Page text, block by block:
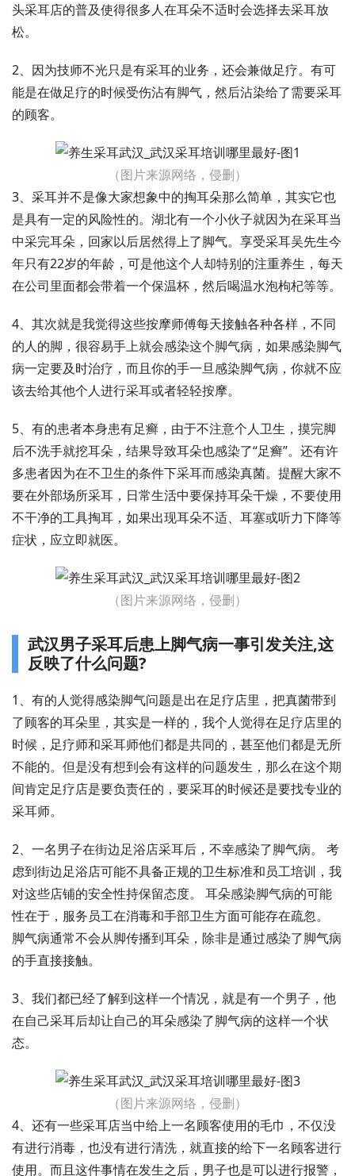
头采耳店的普及使得很多人在耳朵不适时会选择去采耳放
松。
2、因为技师不光只是有采耳的业务，还会兼做足疗。有可
能是在做足疗的时候受伤沾有脚气，然后沾染给了需要采耳
的顾客。
（图片来源网络，侵删）
3、采耳并不是像大家想象中的掏耳朵那么简单，其实它也
是具有一定的风险性的。湖北有一个小伙子就因为在采耳当
中采完耳朵，回家以后居然得上了脚气。享受采耳吴先生今
年只有22岁的年龄，可是他这个人却特别的注重养生，每天
在公司里面都会带着一个保温杯，然后喝温水泡枸杞等等。
4、其次就是我觉得这些按摩师傅每天接触各种各样，不同
的人的脚，很容易手上就会感染这个脚气病，如果感染脚气
病一定要及时治疗，而且你的手一旦感染脚气病，你就不应
该去给其他个人进行采耳或者轻轻按摩。
5、有的患者本身患有足癣，由于不注意个人卫生，摸完脚
后不洗手就挖耳朵，结果导致耳朵也感染了“足癣”。还有许
多患者因为在不卫生的条件下采耳而感染真菌。提醒大家不
要在外部场所采耳，日常生活中要保持耳朵干燥，不要使用
不干净的工具掏耳，如果出现耳朵不适、耳塞或听力下降等
症状，应立即就医。
（图片来源网络，侵删）
武汉男子采耳后患上脚气病一事引发关注,这
反映了什么问题?
1、有的人觉得感染脚气问题是出在足疗店里，把真菌带到
了顾客的耳朵里，其实是一样的，我个人觉得在足疗店里的
时候，足疗师和采耳师他们都是共同的，甚至他们都是无所
不能的。但是没有想到会有这样的问题发生，那么在这个期
间肯定足疗店是要负责任的，要采耳的时候还是要找专业的
采耳师。
2、一名男子在街边足浴店采耳后，不幸感染了脚气病。 考
虑到街边足浴店可能不具备正规的卫生标准和员工培训，我
对这些店铺的安全性持保留态度。 耳朵感染脚气病的可能
性在于，服务员工在消毒和手部卫生方面可能存在疏忽。
脚气病通常不会从脚传播到耳朵，除非是通过感染了脚气病
的手直接接触。
3、我们都已经了解到这样一个情况，就是有一个男子，他
在自己采耳后却让自己的耳朵感染了脚气病的这样一个状
态。
（图片来源网络，侵删）
4、还有一些采耳店当中给上一名顾客使用的毛巾，不仅没
有进行消毒，也没有进行清洗，就直接的给下一名顾客进行
使用。而且这件事情在发生之后，男子也是可以进行报警，